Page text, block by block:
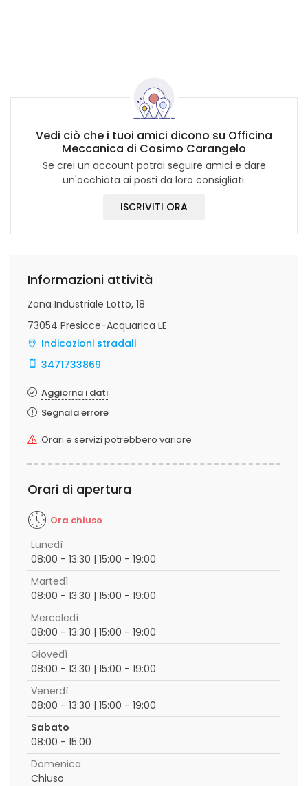
Vedi ciò che i tuoi amici dicono su Officina
Meccanica di Cosimo Carangelo
Se crei un account potrai seguire amici e dare
un'occhiata ai posti da loro consigliati.
ISCRIVITI ORA
Informazioni attività
Zona Industriale Lotto, 18
73054 Presicce-Acquarica LE
Indicazioni stradali
3471733869
Aggiorna i dati
Segnala errore
Orari e servizi potrebbero variare
Orari di apertura
Ora chiuso
Lunedì
08:00 - 13:30 | 15:00 - 19:00
Martedì
08:00 - 13:30 | 15:00 - 19:00
Mercoledì
08:00 - 13:30 | 15:00 - 19:00
Giovedì
08:00 - 13:30 | 15:00 - 19:00
Venerdì
08:00 - 13:30 | 15:00 - 19:00
Sabato
08:00 - 15:00
Domenica
Chiuso